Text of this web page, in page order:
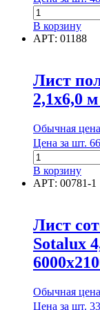
Единица измерения
Форма
Группа горючести
Группа горючести
Класс эмиссии
Количество
товара
Лист
мм
2,1х6,0
м
прозрачный
КИВИ
В корзину
АРТ: 01188
Лист
2,1х6,0
Обычная
Цена за шт.
Количество
товара
Лист
мм
2,1х6,0
м
прозрачный
В корзину
АРТ: 00781-1
Лист
Sotalux
Обычная
Цена за шт.